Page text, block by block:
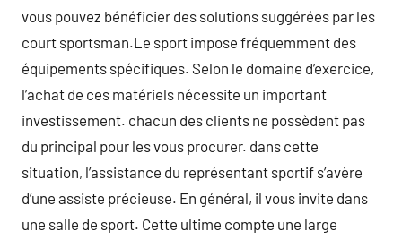
vous pouvez bénéficier des solutions suggérées par les
court sportsman.Le sport impose fréquemment des
équipements spécifiques. Selon le domaine d’exercice,
l’achat de ces matériels nécessite un important
investissement. chacun des clients ne possèdent pas
du principal pour les vous procurer. dans cette
situation, l’assistance du représentant sportif s’avère
d’une assiste précieuse. En général, il vous invite dans
une salle de sport. Cette ultime compte une large